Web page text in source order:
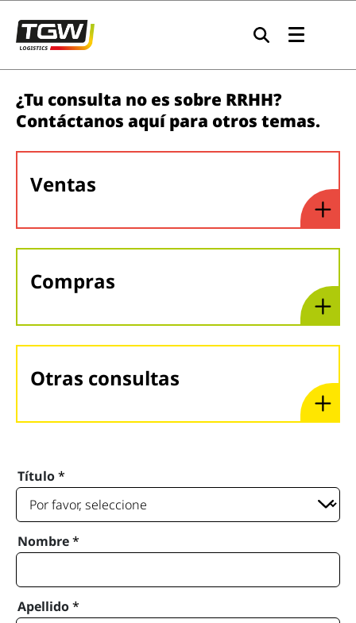
¿Tu consulta no es sobre RRHH?
Contáctanos aquí para otros temas.
Ventas
Compras
Otras consultas
Título*
Nombre*
Apellido*